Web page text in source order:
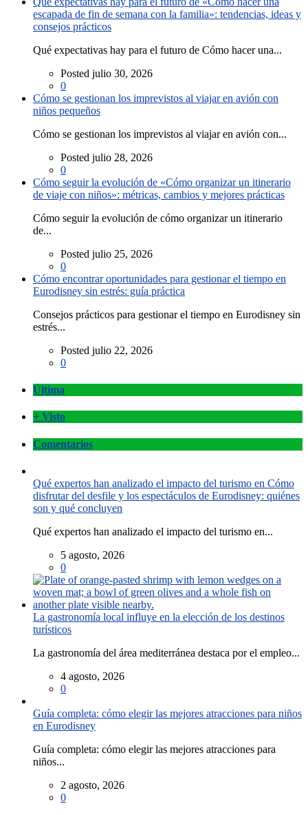
escapada de fin de semana con la familia»: tendencias, ideas y
consejos prácticos
Qué expectativas hay para el futuro de Cómo hacer una...
Posted julio 30, 2026
0
Cómo se gestionan los imprevistos al viajar en avión con
niños pequeños
Cómo se gestionan los imprevistos al viajar en avión con...
Posted julio 28, 2026
0
Cómo seguir la evolución de «Cómo organizar un itinerario
de viaje con niños»: métricas, cambios y mejores prácticas
Cómo seguir la evolución de cómo organizar un itinerario
de...
Posted julio 25, 2026
0
Cómo encontrar oportunidades para gestionar el tiempo en
Eurodisney sin estrés: guía práctica
Consejos prácticos para gestionar el tiempo en Eurodisney sin
estrés...
Posted julio 22, 2026
0
Última
+ Visto
Comentarios
Qué expertos han analizado el impacto del turismo en Cómo
disfrutar del desfile y los espectáculos de Eurodisney: quiénes
son y qué concluyen
Qué expertos han analizado el impacto del turismo en...
5 agosto, 2026
0
La gastronomía local influye en la elección de los destinos
turísticos
La gastronomía del área mediterránea destaca por el empleo...
4 agosto, 2026
0
Guía completa: cómo elegir las mejores atracciones para niños
en Eurodisney
Guía completa: cómo elegir las mejores atracciones para
niños...
2 agosto, 2026
0